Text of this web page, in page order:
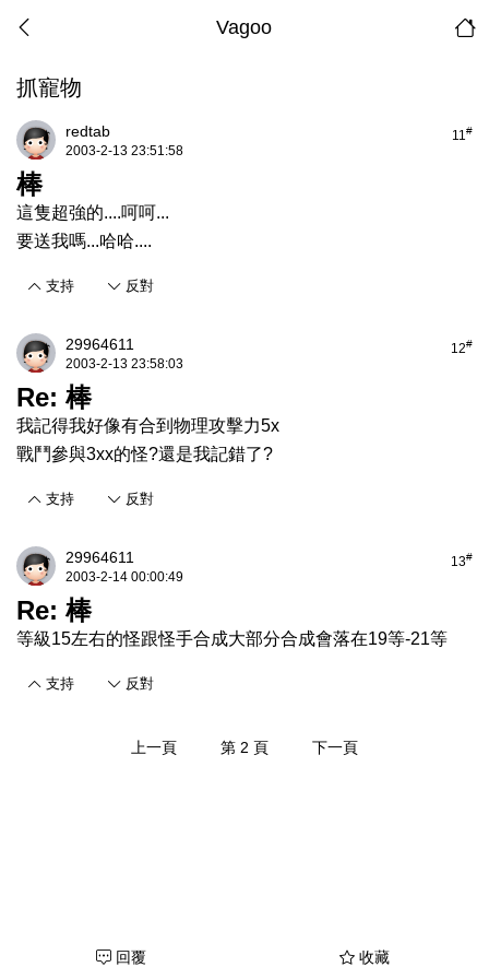
Vagoo
抓寵物
11#
redtab
2003-2-13 23:51:58
棒
這隻超強的....呵呵...
要送我嗎...哈哈....
支持 反對
12#
29964611
2003-2-13 23:58:03
Re: 棒
我記得我好像有合到物理攻擊力5x
戰鬥參與3xx的怪?還是我記錯了?
支持 反對
13#
29964611
2003-2-14 00:00:49
Re: 棒
等級15左右的怪跟怪手合成大部分合成會落在19等-21等
支持 反對
上一頁 第 2 頁 下一頁
回覆 收藏